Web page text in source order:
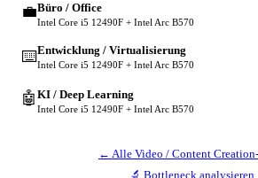
💼Büro / Office
Intel Core i5 12490F + Intel Arc B570
⌨️Entwicklung / Virtualisierung
Intel Core i5 12490F + Intel Arc B570
🤖 KI / Deep Learning
Intel Core i5 12490F + Intel Arc B570
← Alle Video / Content
🔬 Bottleneck